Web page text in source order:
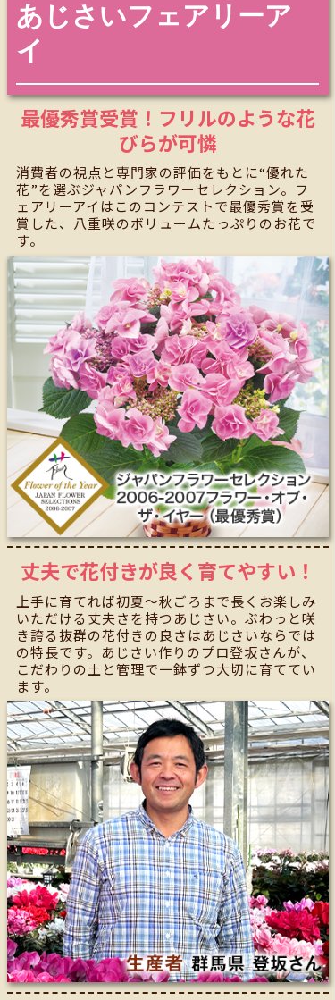
あじさいフェアリーア
イ
最優秀賞受賞！フリルのような花
びらが可憐
消費者の視点と専門家の評価をもとに“優れた
花”を選ぶジャパンフラワーセレクション。フ
ェアリーアイはこのコンテストで最優秀賞を受
賞した、八重咲のボリュームたっぷりのお花で
す。
丈夫で花付きが良く 育てやすい！
上手に育てれば初夏～秋ごろまで長くお楽しみ
いただける丈夫さを持つあじさい。ぶわっと咲
き誇る抜群の花付きの良さはあじさいならでは
の特長です。あじさい作りのプロ登坂さんが、
こだわりの土と管理で一鉢ずつ大切に育ててい
ます。